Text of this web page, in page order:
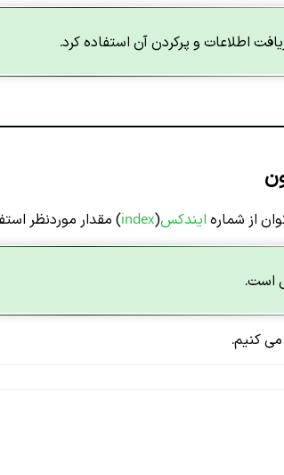
اطلاعات و پرکردن آن استفاده کرد.
از شماره ایندکس(
index) مقدار موردنظر
است.
می کنیم.